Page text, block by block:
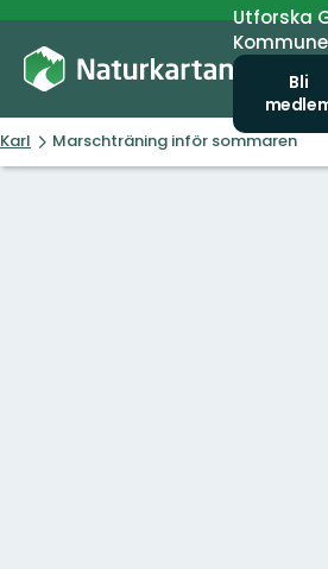
Utforska
Bli
Karl Marschträning inför sommaren